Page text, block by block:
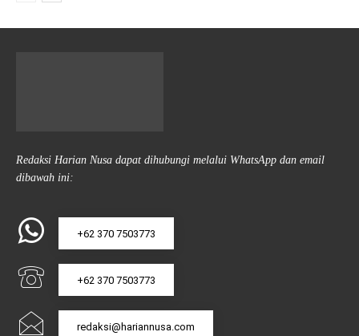
Redaksi Harian Nusa dapat dihubungi melalui WhatsApp dan email
dibawah ini:
+62 370 7503773
+62 370 7503773
redaksi@hariannusa.com